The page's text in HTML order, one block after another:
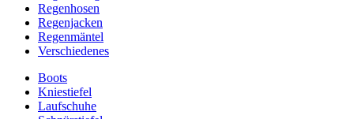
Regenhosen
Regenjacken
Regenmäntel
Verschiedenes
Boots
Kniestiefel
Laufschuhe